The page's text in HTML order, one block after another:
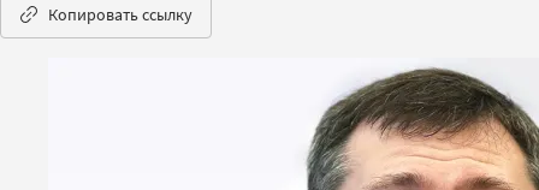
Копировать ссылку